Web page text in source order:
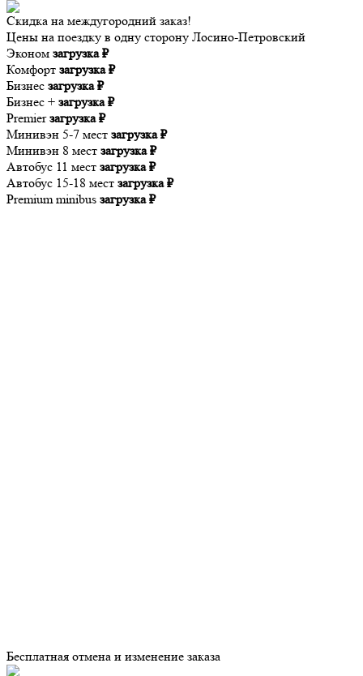
Скидка на междугородний заказ!
Цены на поездку в одну сторону Лосино-Петровский
Эконом загрузка ₽
Комфорт загрузка ₽
Бизнес загрузка ₽
Бизнес + загрузка ₽
Premier загрузка ₽
Минивэн 5-7 мест загрузка ₽
Минивэн 8 мест загрузка ₽
Автобус 11 мест загрузка ₽
Автобус 15-18 мест загрузка ₽
Premium minibus загрузка ₽
Бесплатная отмена и изменение заказа